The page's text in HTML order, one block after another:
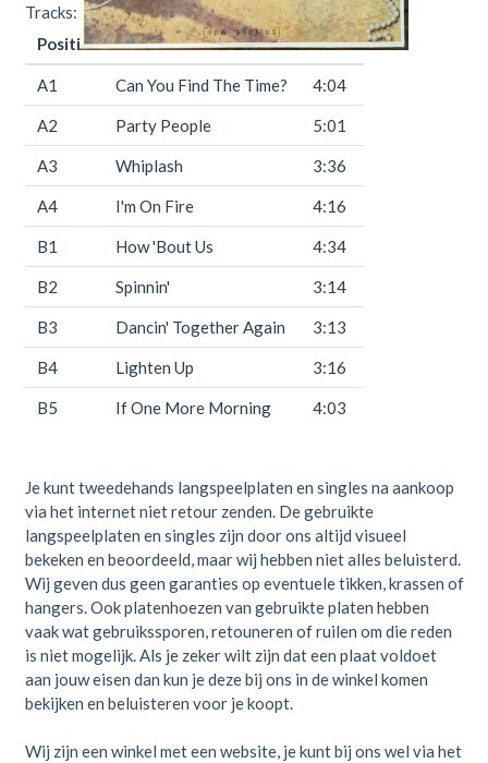
Tracks:
Positie
Titel Duur
A1 Can You Find The Time? 4:04
A2 Party People 5:01
A3 Whiplash 3:36
A4 I'm On Fire 4:16
B1 How 'Bout Us 4:34
B2 Spinnin' 3:14
B3 Dancin' Together Again 3:13
B4 Lighten Up 3:16
B5 If One More Morning 4:03
Je kunt tweedehands langspeelplaten en singles na aankoop
via het internet niet retour zenden. De gebruikte
langspeelplaten en singles zijn door ons altijd visueel
bekeken en beoordeeld, maar wij hebben niet alles beluisterd.
Wij geven dus geen garanties op eventuele tikken, krassen of
hangers. Ook platenhoezen van gebruikte platen hebben
vaak wat gebruikssporen, retouneren of ruilen om die reden
is niet mogelijk. Als je zeker wilt zijn dat een plaat voldoet
aan jouw eisen dan kun je deze bij ons in de winkel komen
bekijken en beluisteren voor je koopt.
Wij zijn een winkel met een website, je kunt bij ons wel via het